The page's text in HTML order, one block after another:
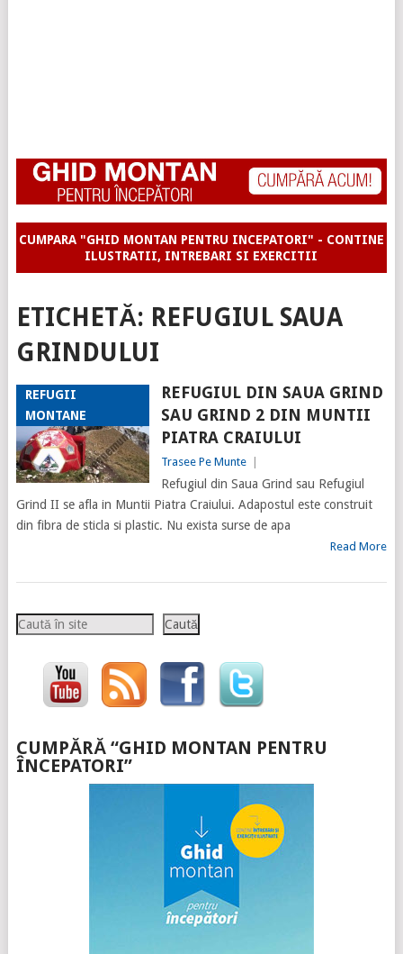
CUMPARA "GHID MONTAN PENTRU INCEPATORI" - CONTINE
ILUSTRATII, INTREBARI SI EXERCITII
ETICHETĂ: REFUGIUL SAUA
GRINDULUI
REFUGII
MONTANE
REFUGIUL DIN SAUA GRIND
SAU GRIND 2 DIN MUNTII
PIATRA CRAIULUI
Trasee Pe Munte
Refugiul din Saua Grind sau Refugiul
Grind II se afla in Muntii Piatra Craiului. Adapostul este construit
din fibra de sticla si plastic. Nu exista surse de apa
Read More
Caută Caută
CUMPĂRĂ “GHID MONTAN PENTRU
ÎNCEPATORI”